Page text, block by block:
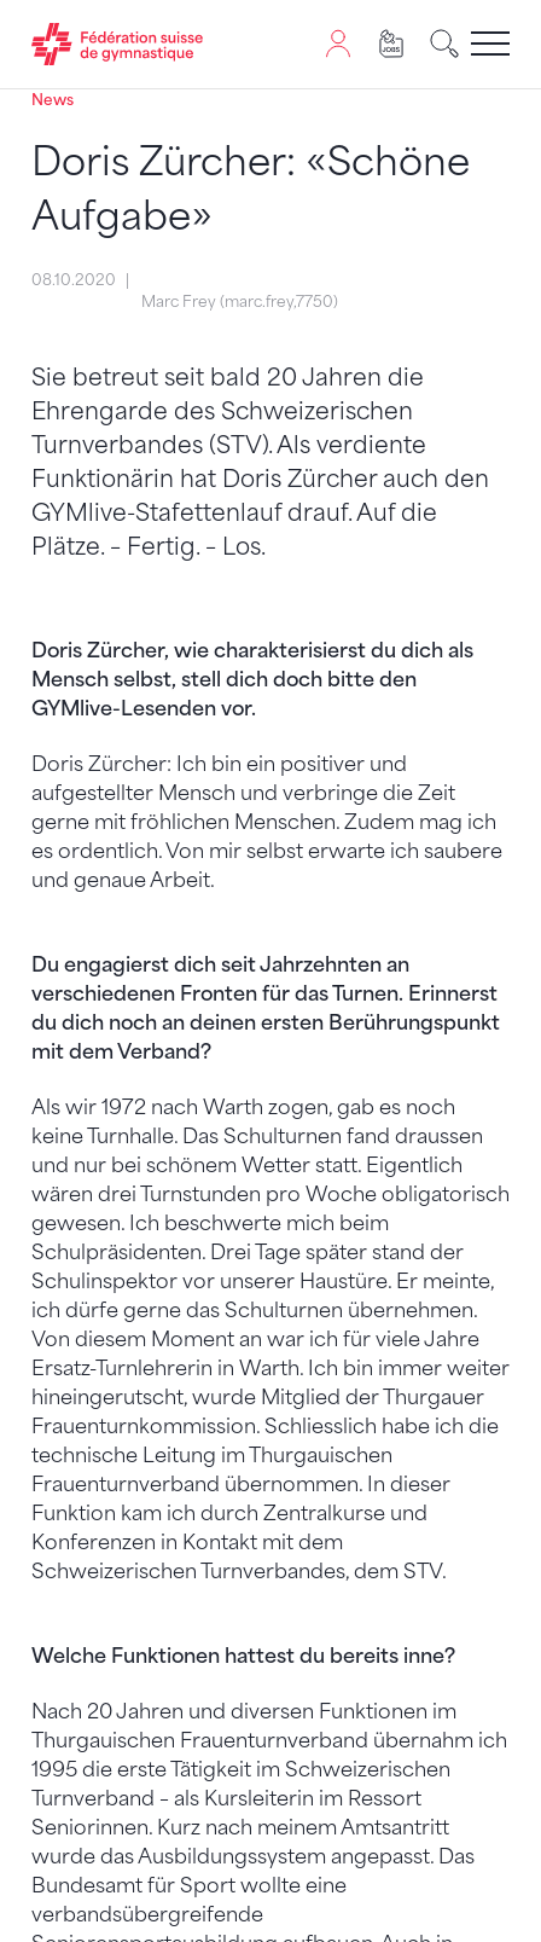
Passer au contenu
Naviguer vers le plan du siten
JavaScript est nécessaire pour naviguer sur ce site.
News
Doris Zürcher: «Schöne
Aufgabe»
08.10.2020
Marc Frey (marc.frey,7750)
Sie betreut seit bald 20 Jahren die
Ehrengarde des Schweizerischen
Turnverbandes (STV). Als verdiente
Funktionärin hat Doris Zürcher auch den
GYMlive-Stafettenlauf drauf. Auf die
Plätze. – Fertig. – Los.
Doris Zürcher, wie charakterisierst du dich als
Mensch selbst, stell dich doch bitte den
GYMlive-Lesenden vor.
Doris Zürcher: Ich bin ein positiver und
aufgestellter Mensch und verbringe die Zeit
gerne mit fröhlichen Menschen. Zudem mag ich
es ordentlich. Von mir selbst erwarte ich saubere
und genaue Arbeit.
Du engagierst dich seit Jahrzehnten an
verschiedenen Fronten für das Turnen. Erinnerst
du dich noch an deinen ersten Berührungspunkt
mit dem Verband?
Als wir 1972 nach Warth zogen, gab es noch
keine Turnhalle. Das Schulturnen fand draussen
und nur bei schönem Wetter statt. Eigentlich
wären drei Turnstunden pro Woche obligatorisch
gewesen. Ich beschwerte mich beim
Schulpräsidenten. Drei Tage später stand der
Schulinspektor vor unserer Haustüre. Er meinte,
ich dürfe gerne das Schulturnen übernehmen.
Von diesem Moment an war ich für viele Jahre
Ersatz-Turnlehrerin in Warth. Ich bin immer weiter
hineingerutscht, wurde Mitglied der Thurgauer
Frauenturnkommission. Schliesslich habe ich die
technische Leitung im Thurgauischen
Frauenturnverband übernommen. In dieser
Funktion kam ich durch Zentralkurse und
Konferenzen in Kontakt mit dem
Schweizerischen Turnverbandes, dem STV.
Welche Funktionen hattest du bereits inne?
Nach 20 Jahren und diversen Funktionen im
Thurgauischen Frauenturnverband übernahm ich
1995 die erste Tätigkeit im Schweizerischen
Turnverband – als Kursleiterin im Ressort
Seniorinnen. Kurz nach meinem Amtsantritt
wurde das Ausbildungssystem angepasst. Das
Bundesamt für Sport wollte eine
verbandsübergreifende